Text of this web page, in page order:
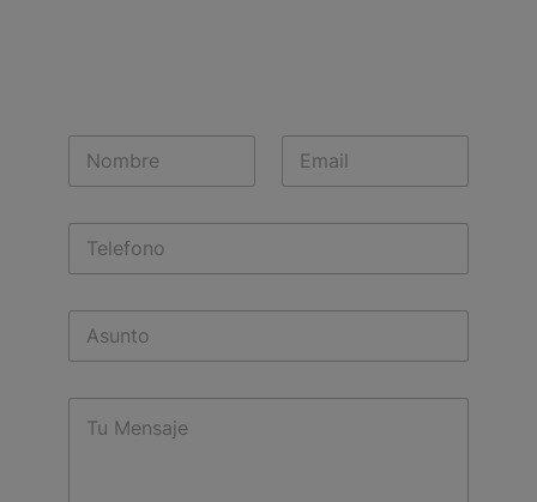
N
m
E
a
T
l
n
u
e
S
b
M